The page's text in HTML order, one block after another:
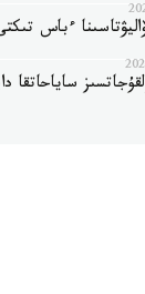
ءباس
ساياحاتقا